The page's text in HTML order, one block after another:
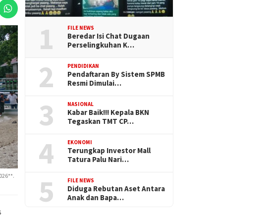
1 FILE NEWS
Beredar Isi Chat Dugaan
Perselingkuhan K…
2 PENDIDIKAN
Pendaftaran By Sistem SPMB
Resmi Dimulai…
3 NASIONAL
Kabar Baik!!! Kepala BKN
Tegaskan TMT CP…
4 EKONOMI
Terungkap Investor Mall
Tatura Palu Nari…
5 FILE NEWS
Diduga Rebutan Aset Antara
Anak dan Bapa…